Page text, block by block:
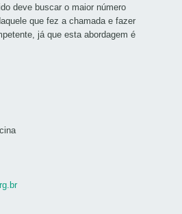
deve buscar o maior número
que fez a chamada e fazer
já que esta abordagem é